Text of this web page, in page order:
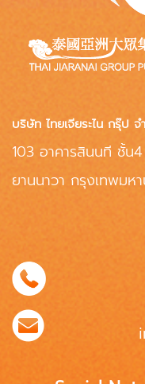
บริษัท ไทยเจียระไน กรุ๊ป
103 อาคารสินนที ชั้น
ยานนาวา กรุงเทพมห